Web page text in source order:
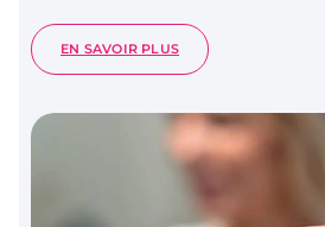
EN SAVOIR PLUS:
ORTHODONTIE